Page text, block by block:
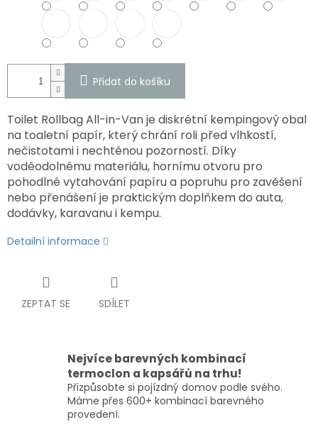
Přidat do košíku
Toilet Rollbag All-in-Van je diskrétní kempingový obal
na toaletní papír, který chrání roli před vlhkostí,
nečistotami i nechtěnou pozorností. Díky
voděodolnému materiálu, hornímu otvoru pro
pohodlné vytahování papíru a popruhu pro zavěšení
nebo přenášení je praktickým doplňkem do auta,
dodávky, karavanu i kempu.
Detailní informace
ZEPTAT SE SDÍLET
Nejvíce barevných kombinací
termoclon a kapsářů na trhu!
Přizpůsobte si pojízdný domov podle svého.
Máme přes 600+ kombinací barevného
provedení.